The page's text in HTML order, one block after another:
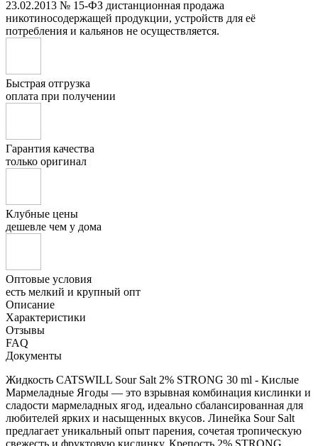
23.02.2013 № 15-ФЗ дистанционная продажа
никотиносодержащей продукции, устройств для её
потребления и кальянов не осуществляется.
Быстрая отгрузка
оплата при получении
Гарантия качества
только оригинал
Клубные цены
дешевле чем у дома
Оптовые условия
есть мелкий и крупный опт
Описание
Характеристики
Отзывы
FAQ
Документы
Жидкость CATSWILL Sour Salt 2% STRONG 30 ml - Кислые
Мармеладные Ягоды — это взрывная комбинация кислинки и
сладости мармеладных ягод, идеально сбалансированная для
любителей ярких и насыщенных вкусов. Линейка Sour Salt
предлагает уникальный опыт парения, сочетая тропическую
свежесть и фруктовую кислинку. Крепость 2% STRONG